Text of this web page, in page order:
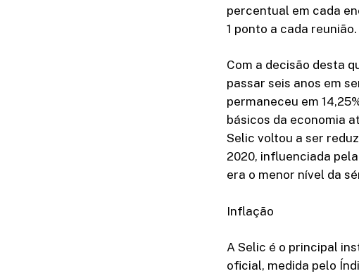
percentual em cada
1 ponto a cada reunião.
Com a decisão desta
passar seis anos em
permaneceu em
básicos da economia
Selic voltou a ser
2020, influenciada
era o menor nível da
Inflação
A Selic é o principal
oficial, medida pelo